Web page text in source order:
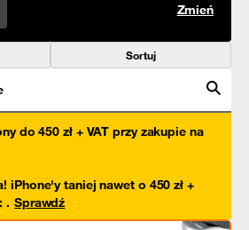
Zmień
Sortuj
do 450 zł + VAT przy zakupie na
iPhone'y taniej nawet o 450 zł +
: . Sprawdź